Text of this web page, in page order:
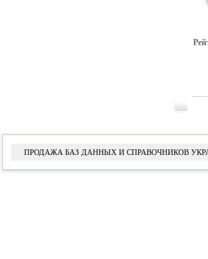
ПРОДАЖА БАЗ ДАННЫХ И СПРАВОЧНИКОВ